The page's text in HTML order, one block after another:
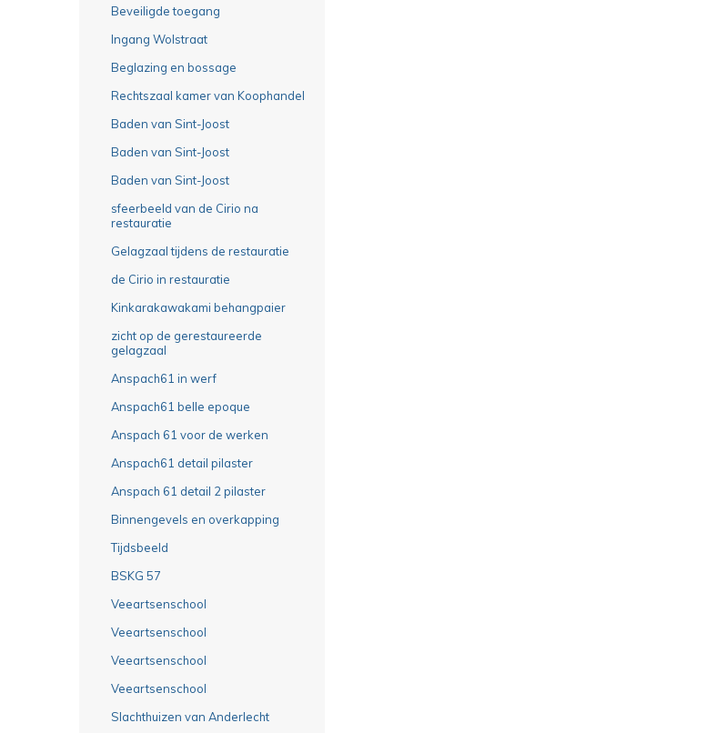
Beveiligde toegang
Ingang Wolstraat
Beglazing en bossage
Rechtszaal kamer van Koophandel
Baden van Sint-Joost
Baden van Sint-Joost
Baden van Sint-Joost
sfeerbeeld van de Cirio na
restauratie
Gelagzaal tijdens de restauratie
de Cirio in restauratie
Kinkarakawakami behangpaier
zicht op de gerestaureerde
gelagzaal
Anspach61 in werf
Anspach61 belle epoque
Anspach 61 voor de werken
Anspach61 detail pilaster
Anspach 61 detail 2 pilaster
Binnengevels en overkapping
Tijdsbeeld
BSKG 57
Veeartsenschool
Veeartsenschool
Veeartsenschool
Veeartsenschool
Slachthuizen van Anderlecht